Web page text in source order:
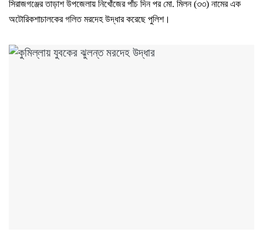
সিরাজগঞ্জের তাড়াশ উপজেলায় নিখোঁজের পাঁচ দিন পর মো. মিলন (৩৩) নামের এক
অটোরিকশাচালকের গলিত মরদেহ উদ্ধার করেছে পুলিশ।